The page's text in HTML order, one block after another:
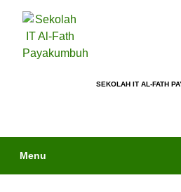
SEKOLAH IT AL-FATH
Menu